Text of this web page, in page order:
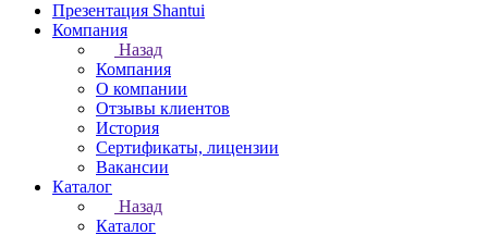
Презентация Shantui
Компания
Назад
Компания
О компании
Отзывы клиентов
История
Сертификаты, лицензии
Вакансии
Каталог
Назад
Каталог